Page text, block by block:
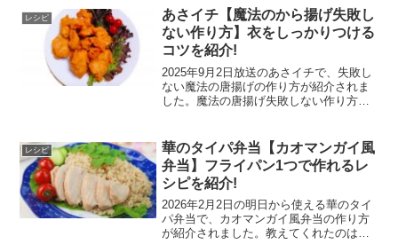
葉：数枚サラダチキン：100g みょうが：
少々ウニ香...
レシピ
あさイチ【魔法のから揚げ失敗し
ない作り方】衣をしっかりつける
コツを紹介!
2025年9月2日放送のあさイチで、失敗し
ない魔法の唐揚げの作り方が紹介されま
した。魔法の唐揚げ失敗しない作り方魔
ズのフライパンを使うと無駄なく衣がつ
きます。大きいフラ...
レシピ
華のタイパ弁当【カオマンガイ風
弁当】フライパン1つで作れるレ
シピを紹介!
2026年2月2日の明日から使える華のタイ
パ弁当で、カオマンガイ風弁当の作り方
が紹介されました。教えてくれたのは、